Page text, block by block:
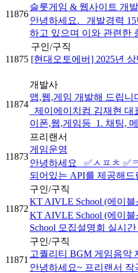
11876
슬롯게임 & 웹사이트 개
안녕하세요. 개발경력 15
하고 있으며 이와 관련한
11875
구인/구직
[현대오토에버] 2025년
11874
개발사
앱,웹,게임 개발해 드립니
제이에이치컴 김재현
이폰,웹,게임등 ​ 1. 채팅,
11873
프리랜서
게임운영
안녕하세요 ✅ㅅㅍㅊ ✅
되어있는 API를 제공해
11872
구인/구직
KT AIVLE School (에이
KT AIVLE School (에이
School 모집설명회 실시
11871
구인/구직
고퀄리티 BGM 게임음악
안녕하세요~ 프리랜서